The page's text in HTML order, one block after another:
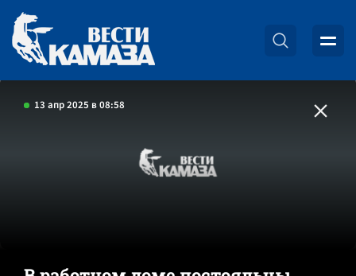
13 апр 2025 в 08:58